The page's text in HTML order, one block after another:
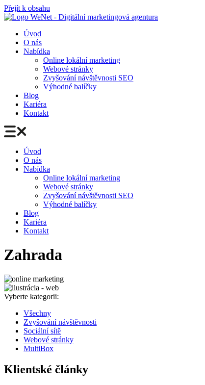
Přejít k obsahu
Úvod
O nás
Nabídka
Online lokální marketing
Webové stránky
Zvyšování návštěvnosti SEO
Výhodné balíčky
Blog
Kariéra
Kontakt
Úvod
O nás
Nabídka
Online lokální marketing
Webové stránky
Zvyšování návštěvnosti SEO
Výhodné balíčky
Blog
Kariéra
Kontakt
Zahrada
Vyberte kategorii:
Všechny
Zvyšování návštěvnosti
Sociální sítě
Webové stránky
MultiBox
Klientské články